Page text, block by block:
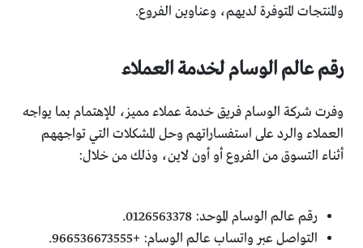
والمنتجات المتوفرة لديهم، وعناوين الفروع.
رقم عالم الوسام لخدمة العملاء
وفرت شركة الوسام فريق خدمة عملاء مميز، للإهتمام بما يواجه
العملاء والرد على استفساراتهم وحل المشكلات التي تواجههم
أثناء التسوق من الفروع أو أون لاين، وذلك من خلال:
رقم عالم الوسام الموحد: 0126563378.
التواصل عبر واتساب عالم الوسام: +966536673555.